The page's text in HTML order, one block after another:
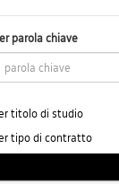
parola chiave
titolo di studio
tipo di contratto